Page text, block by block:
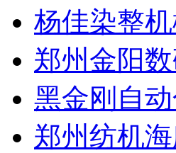
杨佳染整
郑州金阳
黑金刚自
郑州纺机